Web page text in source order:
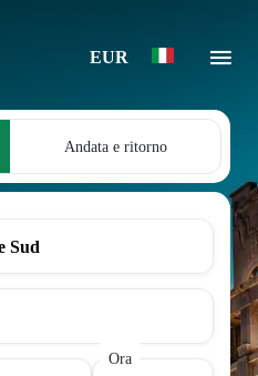
EUR
Andata e ritorno
Ora